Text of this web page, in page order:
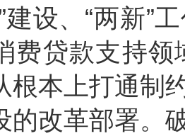
建设、“两新”
费贷款支持
根本上打通制
的改革部署。